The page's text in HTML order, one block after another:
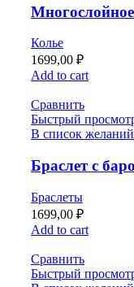
Колье
1699,00 ₽
Add to cart
Сравнить
Быстрый
В список желаний
Браслет с
Браслеты
1699,00 ₽
Add to cart
Сравнить
Быстрый